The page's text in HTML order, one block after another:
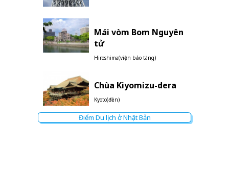
Mái vòm Bom Nguyên
tử
Hiroshima(viện bảo tàng)
Chùa Kiyomizu-dera
Kyoto(đền)
Điểm Du lịch ở Nhật Bản